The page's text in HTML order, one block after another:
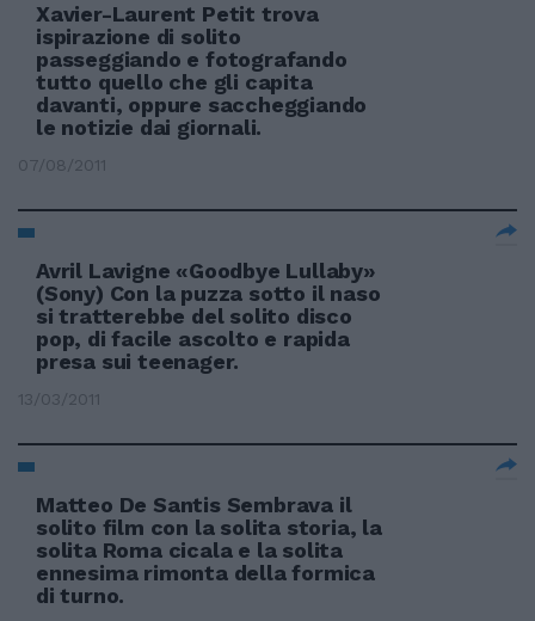
Xavier-Laurent Petit trova
ispirazione di solito
passeggiando e fotografando
tutto quello che gli capita
davanti, oppure saccheggiando
le notizie dai giornali.
07/08/2011
Avril Lavigne «Goodbye Lullaby»
(Sony) Con la puzza sotto il naso
si tratterebbe del solito disco
pop, di facile ascolto e rapida
presa sui teenager.
13/03/2011
Matteo De Santis Sembrava il
solito film con la solita storia, la
solita Roma cicala e la solita
ennesima rimonta della formica
di turno.